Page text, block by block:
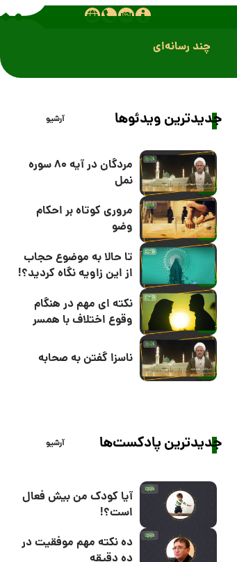
چند رسانه‌ای
جدیدترین ویدئوها آرشیو
مردگان در آیه 80 سوره
نمل
مروری کوتاه بر احکام
وضو
تا حالا به موضوع حجاب
از این زاویه نگاه کردید؟!
نکته ای مهم در هنگام
وقوع اختلاف با همسر
ناسزا گفتن به صحابه
جدیدترین پادکست‌ها آرشیو
آیا کودک من بیش فعال
است؟!
ده نکته مهم موفقیت در